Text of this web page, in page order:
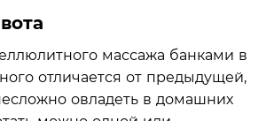
массажа банками в
отличается от предыдущей,
овладеть в домашних